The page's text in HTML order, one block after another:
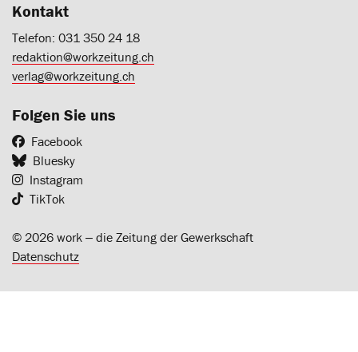
Kontakt
Telefon: 031 350 24 18
redaktion@workzeitung.ch
verlag@workzeitung.ch
Folgen Sie uns
Facebook
Bluesky
Instagram
TikTok
© 2026 work ‒ die Zeitung der Gewerkschaft
Datenschutz